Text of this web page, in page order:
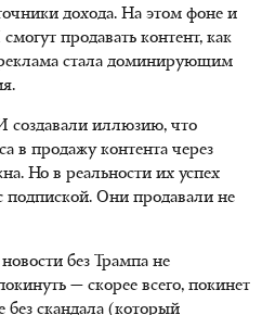
дохода. На этом фоне и
продавать контент, как
реклама стала доминирующим
иллюзию, что
в продажу контента через
Но в реальности их успех
подпиской. Они продавали не
без Трампа не
— скорее всего, покинет
скандала (который